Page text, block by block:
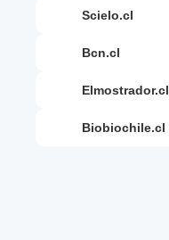
scielo.cl
bcn.cl
elmostrador.cl
biobiochile.cl